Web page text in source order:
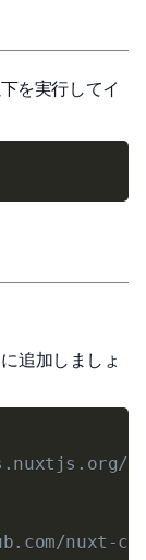
を実行してイ
追加しましょ
nuxt-